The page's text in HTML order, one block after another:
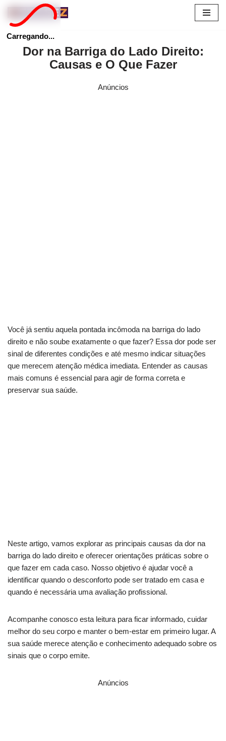
Carregando...
Pular
para
Dor na Barriga do Lado Direito:
Causas e O Que Fazer
Anúncios
Você já sentiu aquela pontada incômoda na barriga do lado
direito e não soube exatamente o que fazer? Essa dor pode ser
sinal de diferentes condições e até mesmo indicar situações
que merecem atenção médica imediata. Entender as causas
mais comuns é essencial para agir de forma correta e
preservar sua saúde.
Neste artigo, vamos explorar as principais causas da dor na
barriga do lado direito e oferecer orientações práticas sobre o
que fazer em cada caso. Nosso objetivo é ajudar você a
identificar quando o desconforto pode ser tratado em casa e
quando é necessária uma avaliação profissional.
Acompanhe conosco esta leitura para ficar informado, cuidar
melhor do seu corpo e manter o bem-estar em primeiro lugar. A
sua saúde merece atenção e conhecimento adequado sobre os
sinais que o corpo emite.
Anúncios